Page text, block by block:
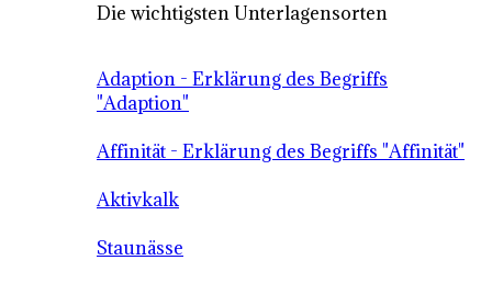
Die wichtigsten Unterlagensorten
Adaption - Erklärung des Begriffs
"Adaption"
Affinität - Erklärung des Begriffs "Affinität"
Aktivkalk
Staunässe